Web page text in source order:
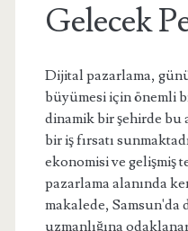
Gelecek
Dijital pazarlama,
büyümesi için önemli
dinamik bir şehirde bu
bir iş fırsatı
ekonomisi ve gelişmiş
pazarlama alanında
makalede, Samsun'da
uzmanlığına